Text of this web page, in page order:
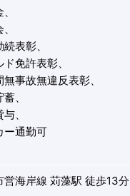
表彰、
ド免許表彰、
事故無違反表彰、
、
、
ー通勤可
営海岸線 苅藻駅 徒歩13分